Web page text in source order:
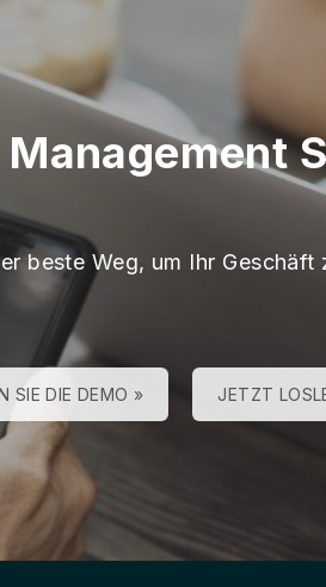
beste Weg, um Ihr Geschäft
SIE DIE DEMO » JETZT